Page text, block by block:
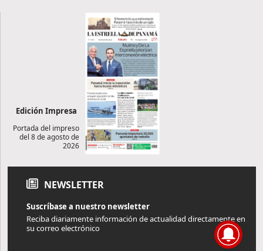
Edición Impresa
Portada del impreso
del 8 de agosto de
2026
NEWSLETTER
Suscríbase a nuestro newsletter
Reciba diariamente información de actualidad directamente en
su correo electrónico